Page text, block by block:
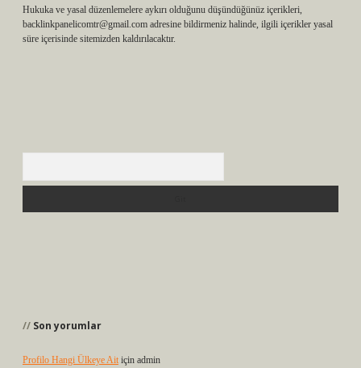
Hukuka ve yasal düzenlemelere aykırı olduğunu düşündüğünüz içerikleri,
backlinkpanelicomtr@gmail.com adresine bildirmeniz halinde, ilgili içerikler yasal
süre içerisinde sitemizden kaldırılacaktır.
Son yorumlar
Profilo Hangi Ülkeye Ait için admin